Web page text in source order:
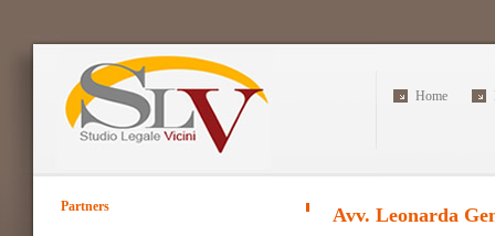
Home
Partners Avv. Leonarda